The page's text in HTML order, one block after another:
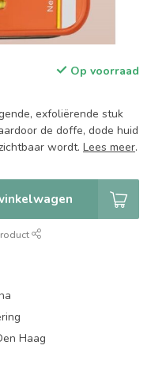
Op voorraad
exfoliërende stuk
de doffe, dode huid
wordt. Lees meer.
Haag